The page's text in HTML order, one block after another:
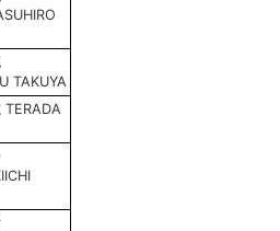
TAKUYA